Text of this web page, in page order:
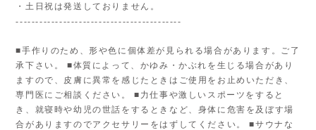
・土日祝は発送しておりません。
------------------------------------------
■手作りのため、形や色に個体差が見られる場合があります。ご了
承下さい。 ■体質によって、かゆみ・かぶれを生じる場合があり
ますので、皮膚に異常を感じたときはご使用をお止めいただき、
専門医にご相談ください。 ■力仕事や激しいスポーツをすると
き、就寝時や幼児の世話をするときなど、身体に危害を及ぼす場
合がありますのでアクセサリーをはずしてください。 ■サウナな